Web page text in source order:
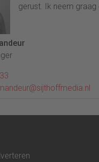
gerust. Ik neem graag